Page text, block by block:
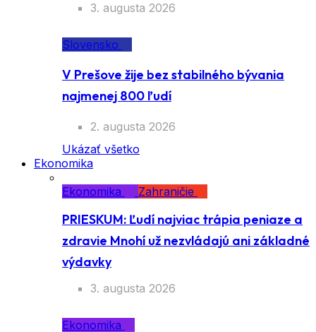
3. augusta 2026
Slovensko
V Prešove žije bez stabilného bývania
najmenej 800 ľudí
2. augusta 2026
Ukázať všetko
Ekonomika
Ekonomika
Zahraničie
PRIESKUM: Ľudí najviac trápia peniaze a
zdravie Mnohí už nezvládajú ani základné
výdavky
3. augusta 2026
Ekonomika